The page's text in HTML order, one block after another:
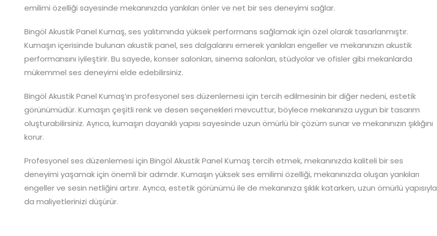
emilimi özelliği sayesinde mekanınızda yankıları önler ve net bir ses deneyimi sağlar.
Bingöl Akustik Panel Kumaş, ses yalıtımında yüksek performans sağlamak için özel olarak tasarlanmıştır.
Kumaşın içerisinde bulunan akustik panel, ses dalgalarını emerek yankıları engeller ve mekanınızın akustik
performansını iyileştirir. Bu sayede, konser salonları, sinema salonları, stüdyolar ve ofisler gibi mekanlarda
mükemmel ses deneyimi elde edebilirsiniz.
Bingöl Akustik Panel Kumaş’ın profesyonel ses düzenlemesi için tercih edilmesinin bir diğer nedeni, estetik
görünümüdür. Kumaşın çeşitli renk ve desen seçenekleri mevcuttur, böylece mekanınıza uygun bir tasarım
oluşturabilirsiniz. Ayrıca, kumaşın dayanıklı yapısı sayesinde uzun ömürlü bir çözüm sunar ve mekanınızın şıklığını
korur.
Profesyonel ses düzenlemesi için Bingöl Akustik Panel Kumaş tercih etmek, mekanınızda kaliteli bir ses
deneyimi yaşamak için önemli bir adımdır. Kumaşın yüksek ses emilimi özelliği, mekanınızda oluşan yankıları
engeller ve sesin netliğini artırır. Ayrıca, estetik görünümü ile de mekanınıza şıklık katarken, uzun ömürlü yapısıyla
da maliyetlerinizi düşürür.